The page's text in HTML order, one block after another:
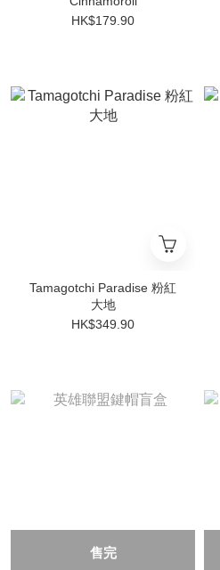
HK$179.90
Tamagotchi Paradise 粉紅
大地
HK$349.90
售完